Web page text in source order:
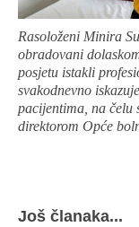
Rasoloženi Minira
obradovani
posjetu istakli
svakodnevno
pacijentima, na čelu
direktorom Opće
Još članaka...